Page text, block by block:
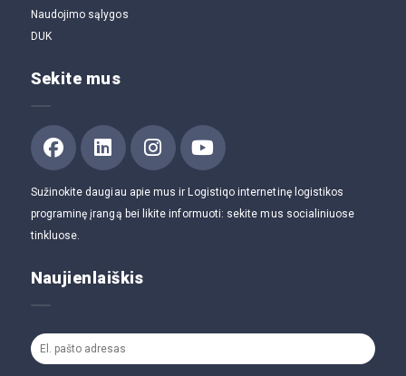
Naudojimo sąlygos
DUK
Sekite mus
Sužinokite daugiau apie mus ir Logistiqo internetinę logistikos
programinę įrangą bei likite informuoti: sekite mus socialiniuose
tinkluose.
Naujienlaiškis